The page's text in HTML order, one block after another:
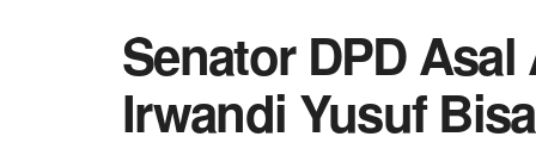
Senator DPD
Irwandi Yusuf